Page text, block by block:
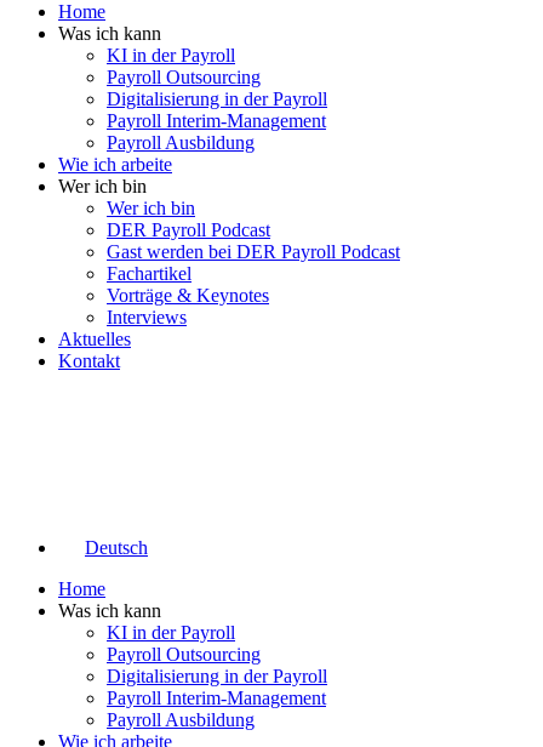
Home
Was ich kann
KI in der Payroll
Payroll Outsourcing
Digitalisierung in der Payroll
Payroll Interim-Management
Payroll Ausbildung
Wie ich arbeite
Wer ich bin
Wer ich bin
DER Payroll Podcast
Gast werden bei DER Payroll Podcast
Fachartikel
Vorträge & Keynotes
Interviews
Aktuelles
Kontakt
Deutsch
Home
Was ich kann
KI in der Payroll
Payroll Outsourcing
Digitalisierung in der Payroll
Payroll Interim-Management
Payroll Ausbildung
Wie ich arbeite